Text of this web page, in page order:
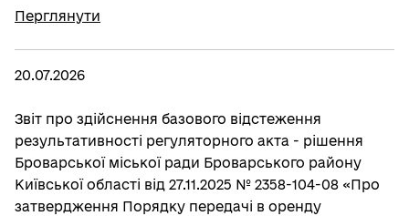
Перглянути
20.07.2026
Звіт про здійснення базового відстеження
результативності регуляторного акта - рішення
Броварської міської ради Броварського району
Київської області від 27.11.2025 № 2358-104-08 «Про
затвердження Порядку передачі в оренду